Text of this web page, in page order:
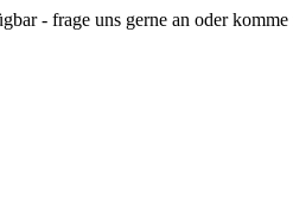
- frage uns gerne an oder komme